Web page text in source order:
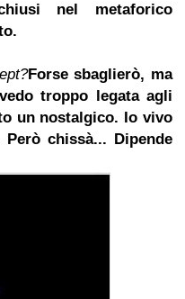
nel metaforico
Forse sbaglierò, ma
troppo legata agli
un nostalgico. Io vivo
chissà... Dipende